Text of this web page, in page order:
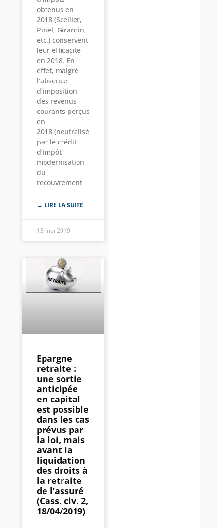
obtenus en
2018 (Scellier,
Pinel, Girardin,
etc.) conservent
leur efficacité
en 2018. En
effet, malgré
l’absence
d’imposition
des revenus
courants perçus
en
2018 (neutralisé
par le crédit
d’impôt
modernisation
du
recouvrement
→ LIRE LA SUITE
13 mai 2019
Epargne
retraite :
une sortie
anticipée
en capital
est possible
dans les cas
prévus par
la loi, mais
avant la
liquidation
des droits à
la retraite
de l’assuré
(Cass. civ. 2,
18/04/2019)